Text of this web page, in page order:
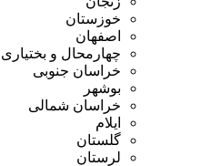
خوزستان
اصفهان
چهارمحال و بختیاری
خراسان جنوبی
بوشهر
خراسان شمالی
ایلام
گلستان
لرستان